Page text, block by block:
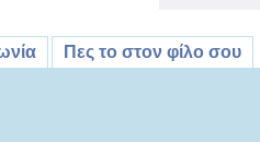
Πες το στον φίλο σου